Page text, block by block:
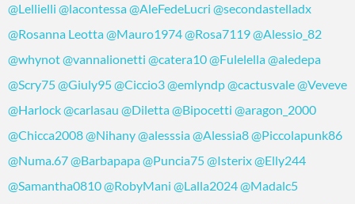
@Lellielli @lacontessa@AleFedeLucri @secondastelladx
@Rosanna Leotta@Mauro1974@Rosa7119@Alessio_82
@whynot@vannalionetti @catera10@Fulelella@aledepa
@Scry75@Giuly95@Ciccio3@emlyndp@cactusvale@Veveve
@Harlock@carlasau @Diletta@Bipocetti @aragon_2000
@Chicca2008@Nihany@alesssia@Alessia8@Piccolapunk86
@Numa.67@Barbapapa@Puncia75@Isterix@Elly244
@Samantha0810@RobyMani @Lalla2024@Madalc5